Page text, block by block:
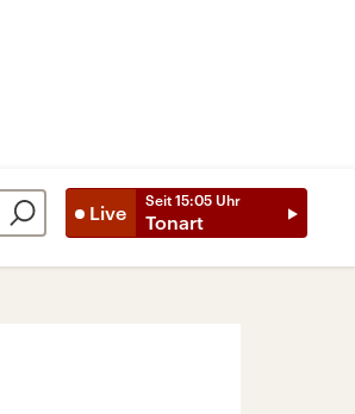
Live
Seit 15:05 Uhr
Tonart